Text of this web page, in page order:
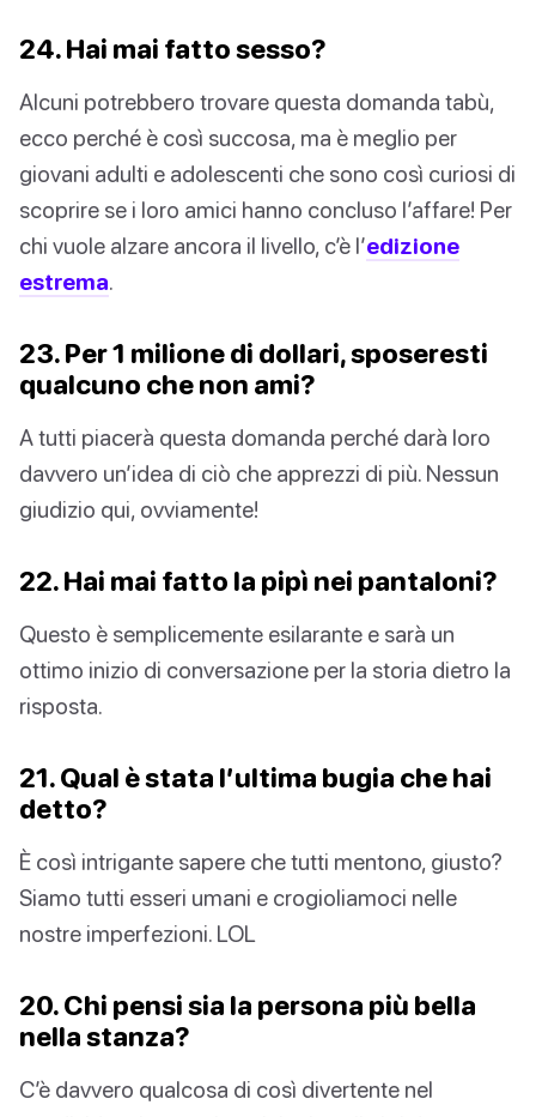
24. Hai mai fatto sesso?
Alcuni potrebbero trovare questa domanda tabù,
ecco perché è così succosa, ma è meglio per
giovani adulti e adolescenti che sono così curiosi di
scoprire se i loro amici hanno concluso l’affare! Per
chi vuole alzare ancora il livello, c’è l’edizione
estrema.
23. Per 1 milione di dollari, sposeresti
qualcuno che non ami?
A tutti piacerà questa domanda perché darà loro
davvero un’idea di ciò che apprezzi di più. Nessun
giudizio qui, ovviamente!
22. Hai mai fatto la pipì nei pantaloni?
Questo è semplicemente esilarante e sarà un
ottimo inizio di conversazione per la storia dietro la
risposta.
21. Qual è stata l’ultima bugia che hai
detto?
È così intrigante sapere che tutti mentono, giusto?
Siamo tutti esseri umani e crogioliamoci nelle
nostre imperfezioni. LOL
20. Chi pensi sia la persona più bella
nella stanza?
C’è davvero qualcosa di così divertente nel